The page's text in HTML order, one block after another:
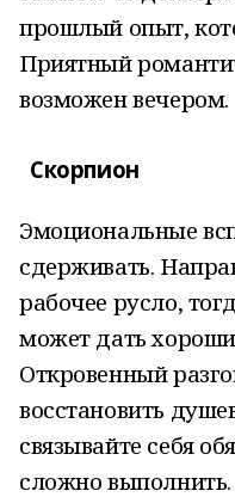
прошлый опыт,
Приятный
возможен вечером.
Скорпион
Эмоциональные
сдерживать.
рабочее русло,
может дать
Откровенный
восстановить
связывайте себя
сложно выполнить.